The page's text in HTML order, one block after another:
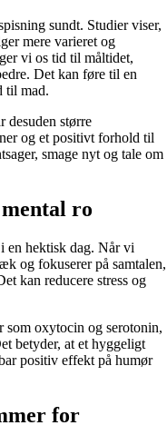
sundt. Studier viser,
mere varieret og
vi os tid til måltidet,
Det kan føre til en
til mad.
desuden større
og et positivt forhold til
smage nyt og tale om
ro
en hektisk dag. Når vi
og fokuserer på samtalen,
kan reducere stress og
oxytocin og serotonin,
betyder, at et hyggeligt
positiv effekt på humør
for